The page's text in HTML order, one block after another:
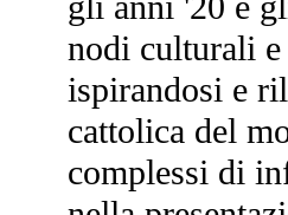
nodi culturali
ispirandosi e
cattolica del
complessi di